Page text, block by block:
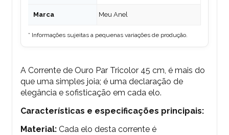
Marca Meu Anel
* Informações sujeitas a pequenas variações de produção.
A Corrente de Ouro Par Tricolor 45 cm, é mais do
que uma simples joia; é uma declaração de
elegância e sofisticação em cada elo.
Características e especificações principais:
Material: Cada elo desta corrente é